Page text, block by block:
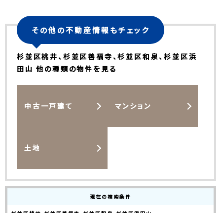
その他の不動産情報もチェック
杉並区桃井、杉並区善福寺、杉並区和泉、杉並区浜
田山 他の種類の物件を見る
中古一戸建て マンション
土地
現在の検索条件